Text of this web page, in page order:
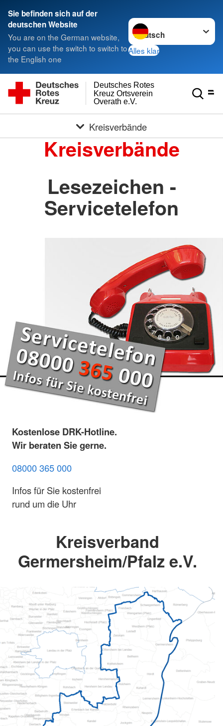
Sie befinden sich auf der
deutschen Website
You are on the German website,
you can use the switch to switch to
the English one
Sprache wechseln zu
Alles klar
Overath e.V.
Kreuz Ortsverein
Deutsches Rotes
Kreisverbände
Kreisverbände
Lesezeichen -
Servicetelefon
Kostenlose DRK-Hotline.
Wir beraten Sie gerne.
08000 365 000
Infos für Sie kostenfrei
rund um die Uhr
Kreisverband
Germersheim/Pfalz e.V.